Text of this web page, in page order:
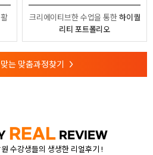
크리에이티브한 수업을 통한하이퀄
리티 포트폴리오
는 맞춤과정찾기 >
REAL REVIEW
수강생들의 생생한 리얼후기 !